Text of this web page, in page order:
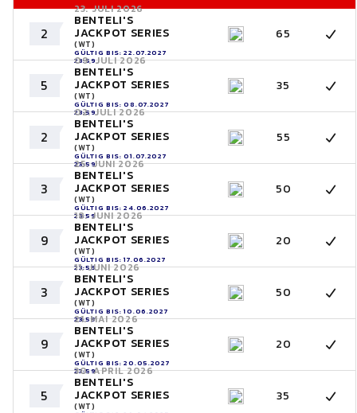
2
23. JULI 2026
BENTELI'S
JACKPOT SERIES
(WT)
GÜLTIG BIS: 22.07.2027
23:59
65
5
09. JULI 2026
BENTELI'S
JACKPOT SERIES
(WT)
GÜLTIG BIS: 08.07.2027
23:59
35
2
02. JULI 2026
BENTELI'S
JACKPOT SERIES
(WT)
GÜLTIG BIS: 01.07.2027
23:59
55
3
25. JUNI 2026
BENTELI'S
JACKPOT SERIES
(WT)
GÜLTIG BIS: 24.06.2027
23:59
50
9
18. JUNI 2026
BENTELI'S
JACKPOT SERIES
(WT)
GÜLTIG BIS: 17.06.2027
23:59
20
3
11. JUNI 2026
BENTELI'S
JACKPOT SERIES
(WT)
GÜLTIG BIS: 10.06.2027
23:59
50
9
21. MAI 2026
BENTELI'S
JACKPOT SERIES
(WT)
GÜLTIG BIS: 20.05.2027
23:59
20
5
30. APRIL 2026
BENTELI'S
JACKPOT SERIES
(WT)
35